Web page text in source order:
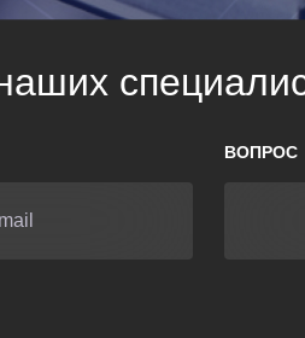
ВОПРОС